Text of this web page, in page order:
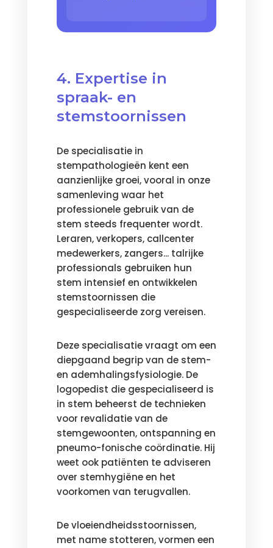
4. Expertise in
spraak- en
stemstoornissen
De specialisatie in
stempathologieën kent een
aanzienlijke groei, vooral in onze
samenleving waar het
professionele gebruik van de
stem steeds frequenter wordt.
Leraren, verkopers, callcenter
medewerkers, zangers... talrijke
professionals gebruiken hun
stem intensief en ontwikkelen
stemstoornissen die
gespecialiseerde zorg vereisen.
Deze specialisatie vraagt om een
diepgaand begrip van de stem-
en ademhalingsfysiologie. De
logopedist die gespecialiseerd is
in stem beheerst de technieken
voor revalidatie van de
stemgewoonten, ontspanning en
pneumo-fonische coördinatie. Hij
weet ook patiënten te adviseren
over stemhygiëne en het
voorkomen van terugvallen.
De vloeiendheidsstoornissen,
met name stotteren, vormen een